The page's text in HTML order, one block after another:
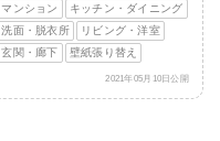
マンション
キッチン・ダイニング
洗面・脱衣所
リビング・洋室
玄関・廊下
壁紙張り替え
2021年05月10日公開